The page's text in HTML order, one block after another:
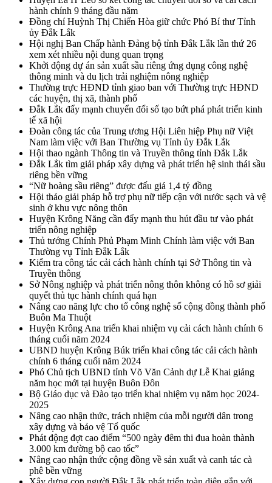
hành chính 9 tháng đầu năm
Đồng chí Huỳnh Thị Chiến Hòa giữ chức Phó Bí thư Tỉnh
ủy Đắk Lắk
Hội nghị Ban Chấp hành Đảng bộ tỉnh Đắk Lắk lần thứ 26
xem xét nhiều nội dung quan trọng
Khởi động dự án sản xuất sầu riêng ứng dụng công nghệ
thông minh và du lịch trải nghiệm nông nghiệp
Thường trực HĐND tỉnh giao ban với Thường trực HĐND
các huyện, thị xã, thành phố
Đắk Lắk đẩy mạnh chuyển đổi số tạo bứt phá phát triển kinh
tế xã hội
Đoàn công tác của Trung ương Hội Liên hiệp Phụ nữ Việt
Nam làm việc với Ban Thường vụ Tỉnh ủy Đắk Lắk
Hội thao ngành Thông tin và Truyền thông tỉnh Đắk Lắk
Đắk Lắk tìm giải pháp xây dựng và phát triển hệ sinh thái sầu
riêng bền vững
“Nữ hoàng sầu riêng” được đấu giá 1,4 tỷ đồng
Hội thảo giải pháp hỗ trợ phụ nữ tiếp cận với nước sạch và vệ
sinh ở khu vực nông thôn
Huyện Krông Năng cần đẩy mạnh thu hút đầu tư vào phát
triển nông nghiệp
Thủ tướng Chính Phủ Phạm Minh Chính làm việc với Ban
Thường vụ Tỉnh Đắk Lắk
Kiểm tra công tác cải cách hành chính tại Sở Thông tin và
Truyền thông
Sở Nông nghiệp và phát triển nông thôn không có hồ sơ giải
quyết thủ tục hành chính quá hạn
Nâng cao năng lực cho tổ công nghệ số cộng đồng thành phố
Buôn Ma Thuột
Huyện Krông Ana triển khai nhiệm vụ cải cách hành chính 6
tháng cuối năm 2024
UBND huyện Krông Búk triển khai công tác cải cách hành
chính 6 tháng cuối năm 2024
Phó Chủ tịch UBND tỉnh Võ Văn Cảnh dự Lễ Khai giảng
năm học mới tại huyện Buôn Đôn
Bộ Giáo dục và Đào tạo triển khai nhiệm vụ năm học 2024-
2025
Nâng cao nhận thức, trách nhiệm của mỗi người dân trong
xây dựng và bảo vệ Tổ quốc
Phát động đợt cao điểm “500 ngày đêm thi đua hoàn thành
3.000 km đường bộ cao tốc”
Nâng cao nhận thức cộng đồng về sản xuất và canh tác cà
phê bền vững